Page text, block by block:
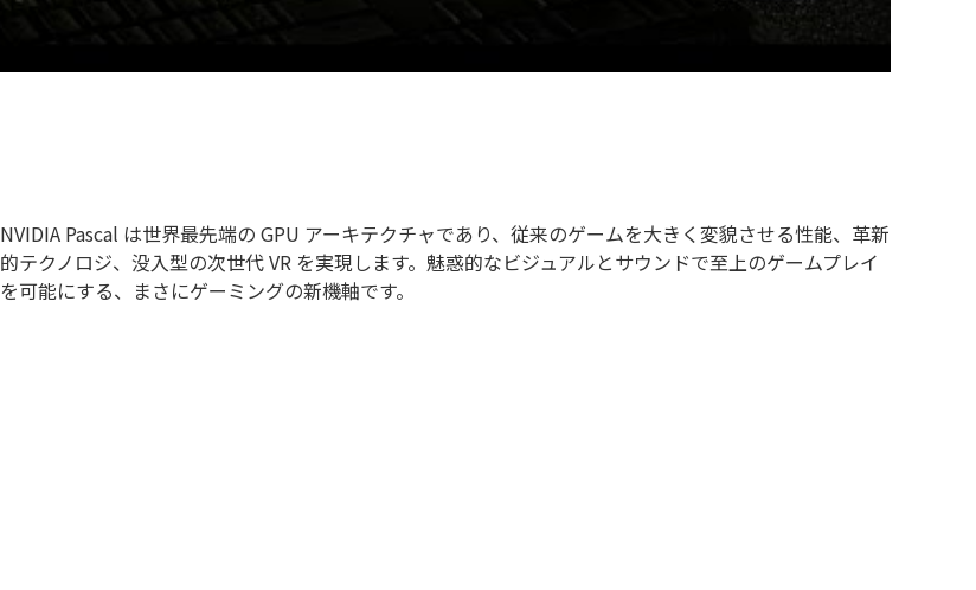
NVIDIA Pascal は世界最先端の GPU アーキテクチャであり、従来のゲームを大きく変貌させる性能、革新
的テクノロジ、没入型の次世代 VR を実現します。魅惑的なビジュアルとサウンドで至上のゲームプレイ
を可能にする、まさにゲーミングの新機軸です。